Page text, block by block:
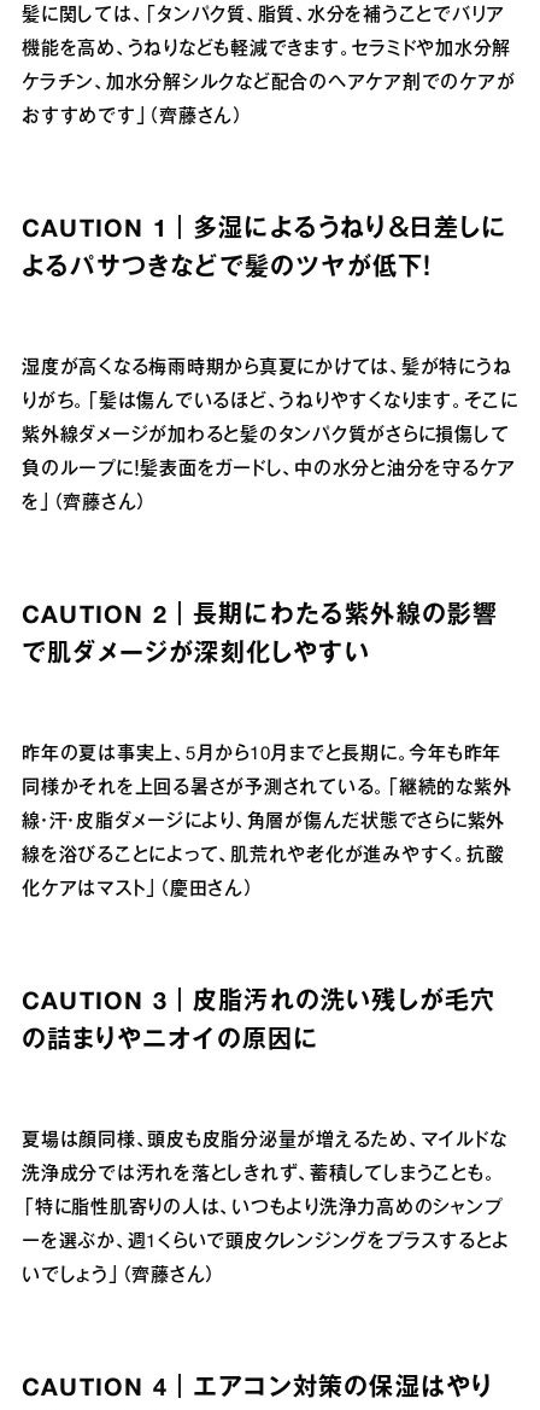
髪に関しては、「タンパク質、脂質、水分を補うことでバリア
機能を高め、うねりなども軽減できます。セラミドや加水分解
ケラチン、加水分解シルクなど配合のヘアケア剤でのケアが
おすすめです」（齊藤さん）
CAUTION 1｜多湿によるうねり＆日差しに
よるパサつきなどで髪のツヤが低下！
湿度が高くなる梅雨時期から真夏にかけては、髪が特にうね
りがち。「髪は傷んでいるほど、うねりやすくなります。そこに
紫外線ダメージが加わると髪のタンパク質がさらに損傷して
負のループに！髪表面をガードし、中の水分と油分を守るケア
を」（齊藤さん）
CAUTION 2｜長期にわたる紫外線の影響
で肌ダメージが深刻化しやすい
昨年の夏は事実上、5月から10月までと長期に。今年も昨年
同様かそれを上回る暑さが予測されている。「継続的な紫外
線・汗・皮脂ダメージにより、角層が傷んだ状態でさらに紫外
線を浴びることによって、肌荒れや老化が進みやすく。抗酸
化ケアはマスト」（慶田さん）
CAUTION 3｜皮脂汚れの洗い残しが毛穴
の詰まりやニオイの原因に
夏場は顔同様、頭皮も皮脂分泌量が増えるため、マイルドな
洗浄成分では汚れを落としきれず、蓄積してしまうことも。
「特に脂性肌寄りの人は、いつもより洗浄力高めのシャンプ
ーを選ぶか、週1くらいで頭皮クレンジングをプラスするとよ
いでしょう」（齊藤さん）
CAUTION 4｜エアコン対策の保湿はやり